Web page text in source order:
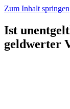
Zum Inhalt springen
Ist
geldwerter